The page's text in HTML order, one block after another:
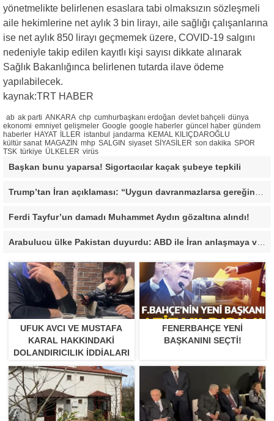
yönetmelikte belirlenen esaslara tabi olmaksızın sözleşmeli
aile hekimlerine net aylık 3 bin lirayı, aile sağlığı çalışanlarına
ise net aylık 850 lirayı geçmemek üzere, COVID-19 salgını
nedeniyle takip edilen kayıtlı kişi sayısı dikkate alınarak
Sağlık Bakanlığınca belirlenen tutarda ilave ödeme
yapılabilecek.
kaynak:TRT HABER
ab ak parti ANKARA chp cumhurbaşkanı erdoğan devlet bahçeli dünya
ekonomi emniyet gelişmeler Google google haberler güncel haber gündem
haberler HAYAT İLLER istanbul jandarma KEMAL KILIÇDAROĞLU
kültür sanat MAGAZİN mhp SALGIN siyaset SİYASİLER son dakika SPOR
TSK türkiye ÜLKELER virüs
Başkan bunu yaparsa! Sigortacılar kaçak şubeye tepkili
Ferdi Tayfur’un damadı Muhammet Aydın gözaltına alındı!
Arabulucu ülke Pakistan duyurdu: ABD ile İran anlaşmaya vardı
UFUK AVCI VE MUSTAFA
KARAL HAKKINDAKI
DOLANDIRICILIK İDDIALARI
BÜYÜYOR
FENERBAHÇE YENI
BAŞKANINI SEÇTI!